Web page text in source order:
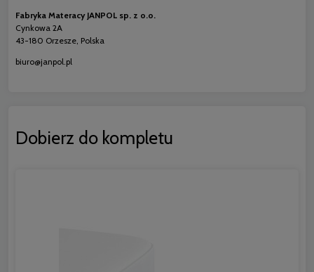
Fabryka Materacy JANPOL sp. z o.o.
Cynkowa 2A
43-180 Orzesze, Polska
biuro@janpol.pl
Dobierz do kompletu